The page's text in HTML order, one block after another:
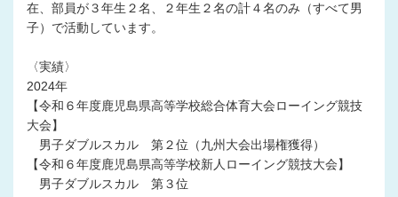
在、部員が３年生２名、２年生２名の計４名のみ（すべて男
子）で活動しています。
〈実績〉
2024年
【令和６年度鹿児島県高等学校総合体育大会ローイング競技
大会】
男子ダブルスカル 第２位（九州大会出場権獲得）
【令和６年度鹿児島県高等学校新人ローイング競技大会】
男子ダブルスカル 第３位